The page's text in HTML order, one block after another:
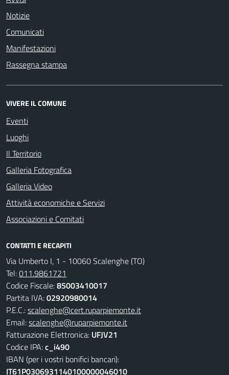
Notizie
Comunicati
Manifestazioni
Rassegna stampa
VIVERE IL COMUNE
Eventi
Luoghi
Il Territorio
Galleria Fotografica
Galleria Video
Attività economiche e Servizi
Associazioni e Comitati
CONTATTI E RECAPITI
Via Umberto I, 1 - 10060 Scalenghe (TO)
Tel:011.9861721
Codice Fiscale:85003410017
Partita IVA:02920980014
P.E.C.:scalenghe@cert.ruparpiemonte.it
Email:scalenghe@ruparpiemonte.it
Fatturazione Elettronica: UFJV21
Codice IPA:c_i490
IBAN (per i vostri bonifici bancari):
IT61P0306931140100000046010